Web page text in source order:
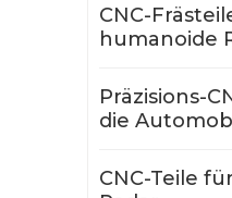
CNC-
humanoide
Präzisions-
die
CNC-Teile